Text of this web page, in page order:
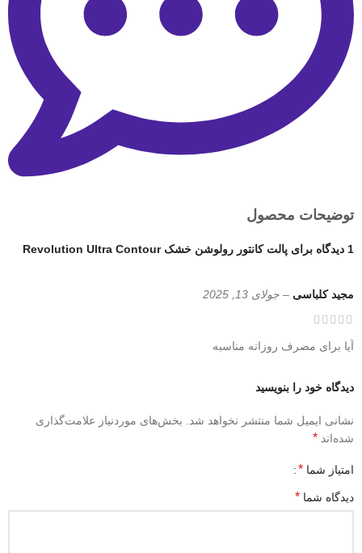
توضیحات محصول
1 دیدگاه برای پالت کانتور رولوشن خشک Revolution Ultra Contour
مجید کلباسی – جولای 13, 2025
آیا برای مصرف روزانه مناسبه
دیدگاه خود را بنویسید
نشانی ایمیل شما منتشر نخواهد شد.
بخش‌های موردنیاز علامت‌گذاری
شده‌اند *
امتیاز شما *
دیدگاه شما *